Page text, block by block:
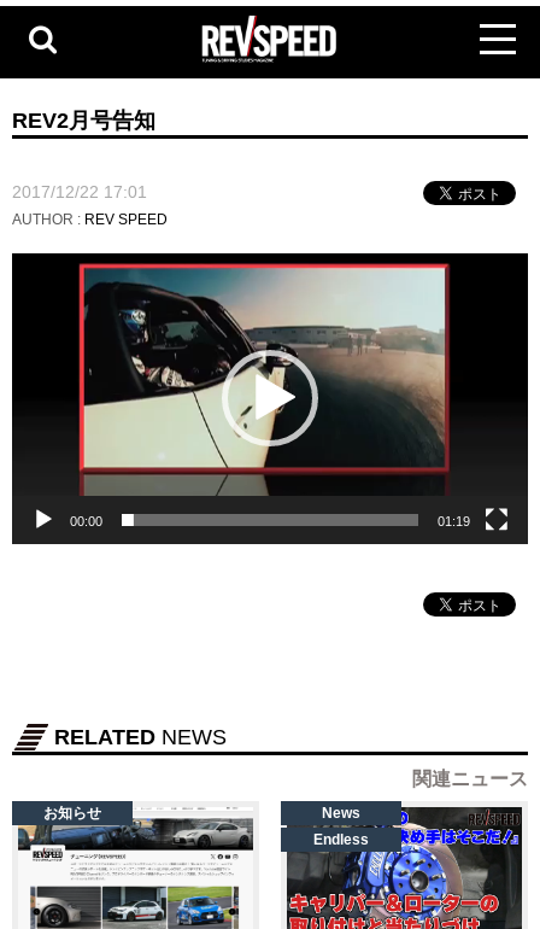
REV2月号告知
2017/12/22 17:01
AUTHOR : REV SPEED
00:00 01:19
RELATED NEWS
関連ニュース
お知らせ
News
Endless